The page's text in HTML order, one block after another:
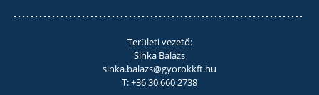
Területi vezető:
Sinka Balázs
sinka.balazs@gyorokkft.hu
T: +36 30 660 2738